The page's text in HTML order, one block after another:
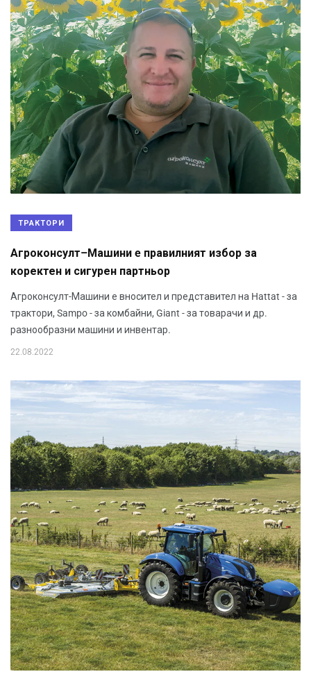
ТРАКТОРИ
Агроконсулт–Машини e правилният избор за
коректен и сигурен партньор
Агроконсулт-Машини е вносител и представител на Hattat - за
трактори, Sampo - за комбайни, Giant - за товарачи и др.
разнообразни машини и инвентар.
22.08.2022